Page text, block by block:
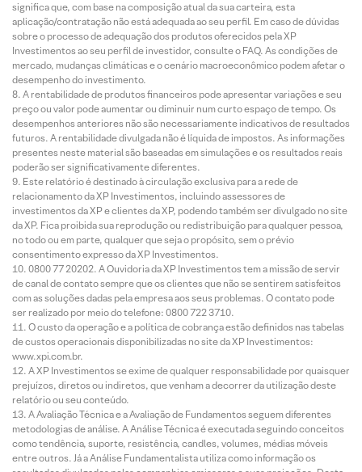
significa que, com base na composição atual da sua carteira, esta
aplicação/contratação não está adequada ao seu perfil. Em caso de dúvidas
sobre o processo de adequação dos produtos oferecidos pela XP
Investimentos ao seu perfil de investidor, consulte o FAQ. As condições de
mercado, mudanças climáticas e o cenário macroeconômico podem afetar o
desempenho do investimento.
A rentabilidade de produtos financeiros pode apresentar variações e seu
preço ou valor pode aumentar ou diminuir num curto espaço de tempo. Os
desempenhos anteriores não são necessariamente indicativos de resultados
futuros. A rentabilidade divulgada não é líquida de impostos. As informações
presentes neste material são baseadas em simulações e os resultados reais
poderão ser significativamente diferentes.
Este relatório é destinado à circulação exclusiva para a rede de
relacionamento da XP Investimentos, incluindo assessores de
investimentos da XP e clientes da XP, podendo também ser divulgado no site
da XP. Fica proibida sua reprodução ou redistribuição para qualquer pessoa,
no todo ou em parte, qualquer que seja o propósito, sem o prévio
consentimento expresso da XP Investimentos.
0800 77 20202. A Ouvidoria da XP Investimentos tem a missão de servir
de canal de contato sempre que os clientes que não se sentirem satisfeitos
com as soluções dadas pela empresa aos seus problemas. O contato pode
ser realizado por meio do telefone: 0800 722 3710.
O custo da operação e a política de cobrança estão definidos nas tabelas
de custos operacionais disponibilizadas no site da XP Investimentos:
www.xpi.com.br.
A XP Investimentos se exime de qualquer responsabilidade por quaisquer
prejuízos, diretos ou indiretos, que venham a decorrer da utilização deste
relatório ou seu conteúdo.
A Avaliação Técnica e a Avaliação de Fundamentos seguem diferentes
metodologias de análise. A Análise Técnica é executada seguindo conceitos
como tendência, suporte, resistência, candles, volumes, médias móveis
entre outros. Já a Análise Fundamentalista utiliza como informação os